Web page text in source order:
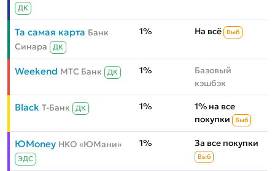
ДК
Та самая карта Банк
Синара
ДК
1% На всё Выб
Weekend МТС Банк ДК 1%
Базовый
кэшбэк
Black Т-Банк ДК 1%
1% на все
покупки
Выб
ЮMoney НКО «ЮМани»
ЭДС
1% За все покупки
Выб